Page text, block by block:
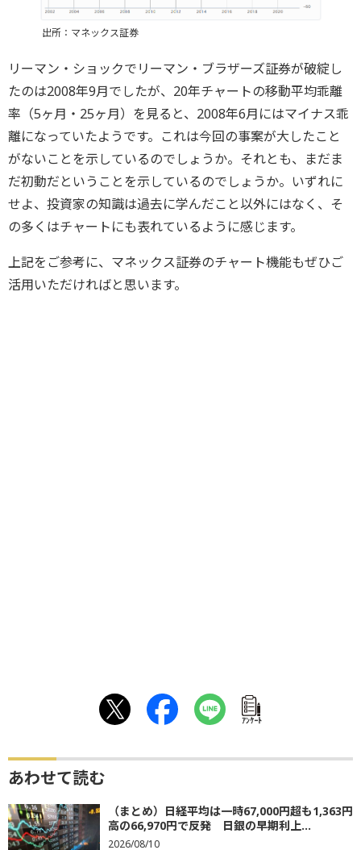
出所：マネックス証券
リーマン・ショックでリーマン・ブラザーズ証券が破綻し
たのは2008年9月でしたが、20年チャートの移動平均乖離
率（5ヶ月・25ヶ月）を見ると、2008年6月にはマイナス乖
離になっていたようです。これは今回の事案が大したこと
がないことを示しているのでしょうか。それとも、まだま
だ初動だということを示しているのでしょうか。いずれに
せよ、投資家の知識は過去に学んだこと以外にはなく、そ
の多くはチャートにも表れているように感じます。
上記をご参考に、マネックス証券のチャート機能もぜひご
活用いただければと思います。
2026/08/10
8月優待は「いちご」「高島屋」他
想との付き合い方」
2026/08/10